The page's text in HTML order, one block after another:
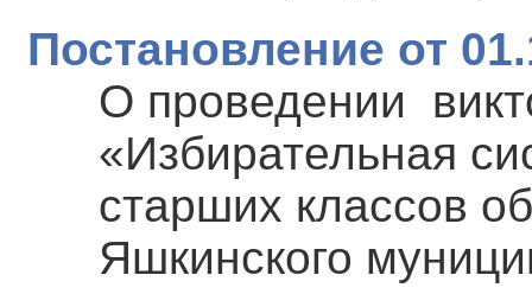
Постановление от
О проведении
«Избирательная
старших классов
Яшкинского